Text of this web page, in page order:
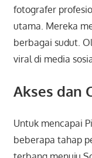
fotografer
utama. Mereka
berbagai sudut.
viral di media
Akses dan
Untuk mencapai
beberapa tahap